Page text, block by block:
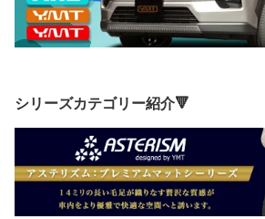
シリーズカテゴリー紹介🔻